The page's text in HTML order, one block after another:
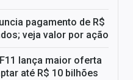
pagamento de R$
veja valor por ação
lança maior oferta
até R$ 10 bilhões